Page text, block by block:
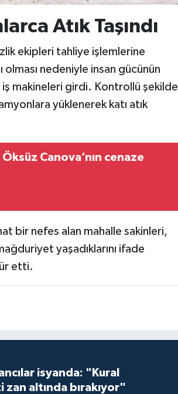
Atık Taşındı
ekipleri tahliye işlemlerine
olması nedeniyle insan gücünün
iş makineleri girdi. Kontrollü şekilde
yüklenerek katı atık
Canova’nın cenaze
bir nefes alan mahalle sakinleri,
yaşadıklarını ifade
etti.
isyanda: "Kural
altında bırakıyor"